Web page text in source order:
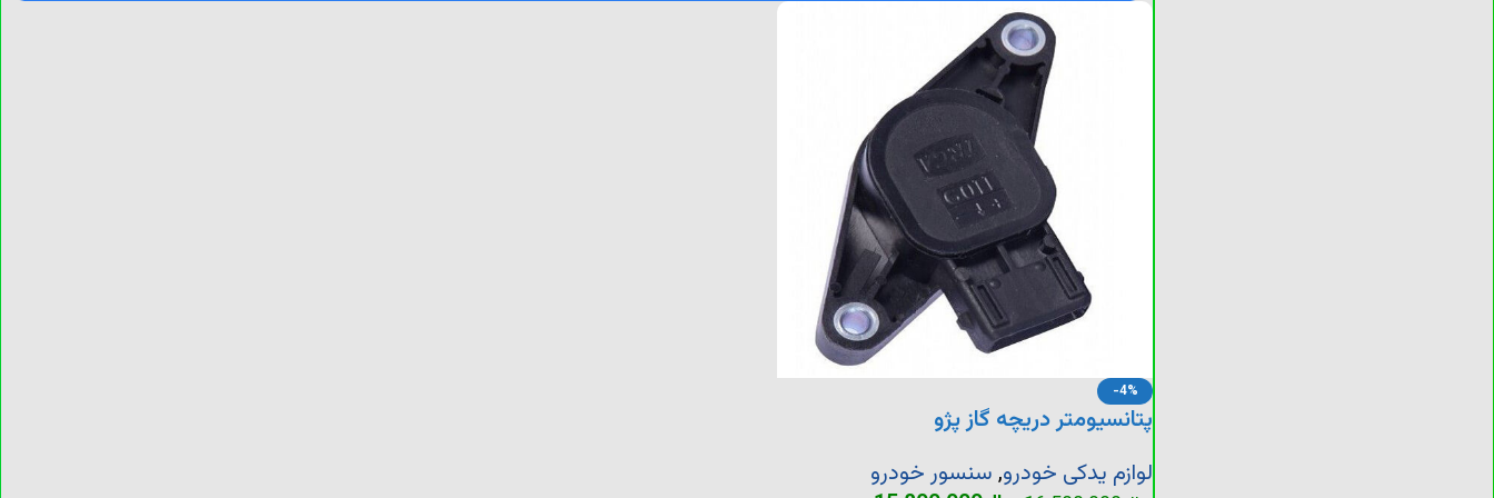
-4%
پتانسیومتر دریچه گاز پژو
لوازم یدکی خودرو, سنسور خودرو